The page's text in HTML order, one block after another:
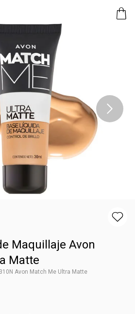
Maquillaje Avon
Matte
Avon Match Me Ultra Matte